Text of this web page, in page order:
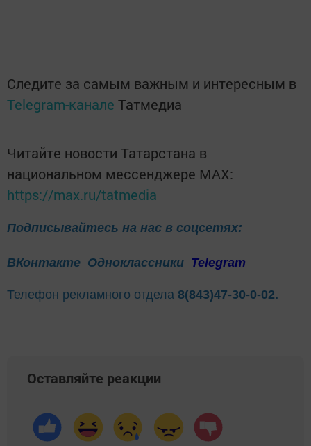
Следите за самым важным и интересным в
Telegram-канале Татмедиа
Читайте новости Татарстана в
национальном мессенджере MАХ:
https://max.ru/tatmedia
Подписывайтесь на нас в соцсетях:
ВКонтакте Одноклассники Telegram
Телефон рекламного отдела 8(843)47-30-0-02.
Оставляйте реакции